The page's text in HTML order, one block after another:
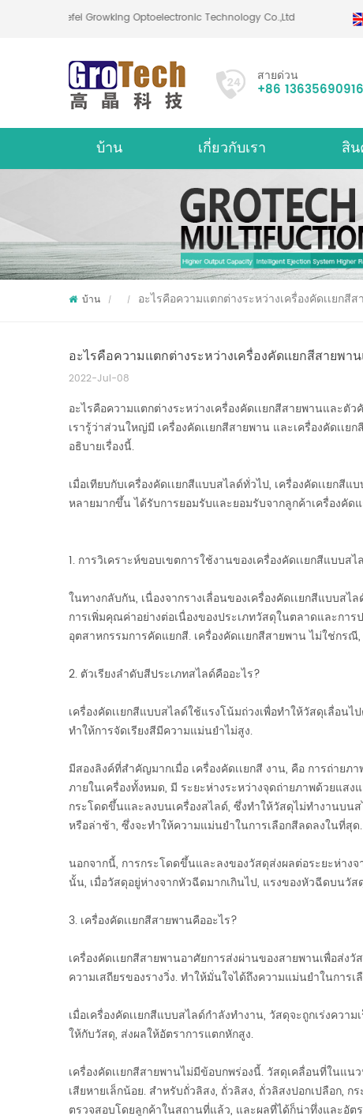
Hefei Growking Optoelectronic Technology Co.,Ltd
สายด่วน
+86 13635690916
บ้าน เกี่ยวกับเรา สิ
บ้าน / / อะไรคือความแตกต่างระหว่างเครื่องคัดเเยก
อะไรคือความแตกต่างระหว่างเครื่องคัดเเยกสีสายพ
2022-Jul-08
อะไรคือความแตกต่างระหว่างเครื่องคัดเเยกสีสายพานและตั
เรารู้ว่าส่วนใหญ่มี เครื่องคัดเเยกสีสายพาน และเครื่องคัดเเ
อธิบายเรื่องนี้.
เมื่อเทียบกับเครื่องคัดเเยกสีแบบสไลด์ทั่วไป, เครื่องคัดเเยก
หลายมากขึ้น ได้รับการยอมรับและยอมรับจากลูกค้าเครื่องคั
1. การวิเคราะห์ขอบเขตการใช้งานของเครื่องคัดเเยกสีแบบ
ในทางกลับกัน, เนื่องจากรางเลื่อนของเครื่องคัดเเยกสีแบบ
การเพิ่มคุณค่าอย่างต่อเนื่องของประเภทวัสดุในตลาดและกา
อุตสาหกรรมการคัดแยกสี. เครื่องคัดเเยกสีสายพานไม่ใช่กรณี,
2. ตัวเรียงลำดับสีประเภทสไลด์คืออะไร?
เครื่องคัดเเยกสีแบบสไลด์ใช้แรงโน้มถ่วงเพื่อทำให้วัสดุเลื่อ
ทำให้การจัดเรียงสีมีความแม่นยำไม่สูง.
มีสองลิงค์ที่สำคัญมากเมื่อ เครื่องคัดเเยกสี งาน, คือ การถ่ายภ
ภายในเครื่องทั้งหมด, มี ระยะห่างระหว่างจุดถ่ายภาพด้วยแ
กระโดดขึ้นและลงบนเครื่องสไลด์, ซึ่งทำให้วัสดุไม่ทำงานบน
หรือล่าช้า, ซึ่งจะทำให้ความแม่นยำในการเลือกสีลดลงในที่สุด.
นอกจากนี้, การกระโดดขึ้นและลงของวัสดุส่งผลต่อระยะห่าง
นั้น, เมื่อวัสดุอยู่ห่างจากหัวฉีดมากเกินไป, แรงของหัวฉีดบนวั
3. เครื่องคัดเเยกสีสายพานคืออะไร?
เครื่องคัดเเยกสีสายพานอาศัยการส่งผ่านของสายพานเพื่อส่
ความเสถียรของรางวิ่ง. ทำให้มั่นใจได้ถึงความแม่นยำในการ
เมื่อเครื่องคัดเเยกสีแบบสไลด์กำลังทำงาน, วัสดุจะถูกเร่งควา
ให้กับวัสดุ, ส่งผลให้อัตราการแตกหักสูง.
เครื่องคัดเเยกสีสายพานไม่มีข้อบกพร่องนี้. วัสดุเคลื่อนที่ในแ
เสียหายเล็กน้อย. สำหรับถั่วลิสง, ถั่วลิสง, ถั่วลิสงปอกเปลือก,
ตรวจสอบโดยลูกค้าในสถานที่แล้ว, และผลที่ได้ก็น่าทึ่งและอัต